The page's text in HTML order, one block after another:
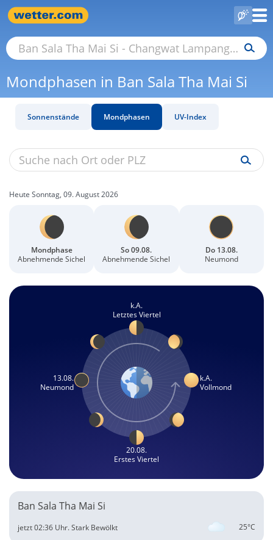
Mondphasen in Ban Sala Tha Mai Si
Sonnenstände Mondphasen UV-Index
Heute Sonntag, 09. August 2026
Mondphase
Abnehmende Sichel
So 09.08.
Abnehmende Sichel
Do 13.08.
Neumond
k.A.
Letztes Viertel
13.08.
Neumond
k.A.
Vollmond
20.08.
Erstes Viertel
Ban Sala Tha Mai Si
25°C
jetzt 02:36 Uhr.Stark Bewölkt